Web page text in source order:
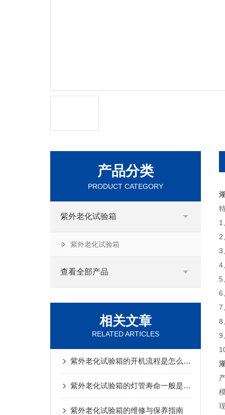
产品分类
PRODUCT CATEGORY
紫外老化试验箱
紫外老化试验箱
查看全部产品
相关文章
RELATED ARTICLES
紫外老化试验箱的开机流程是怎么样的
紫外老化试验箱的灯管寿命一般是多久？
紫外老化试验箱的维修与保养指南
1
2
3
4
5
6
7
8
9